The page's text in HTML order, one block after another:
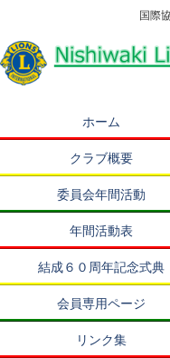
国際
ホーム
クラブ概要
委員会年間活動
年間活動表
結成６０周年記念式典
会員専用ページ
リンク集